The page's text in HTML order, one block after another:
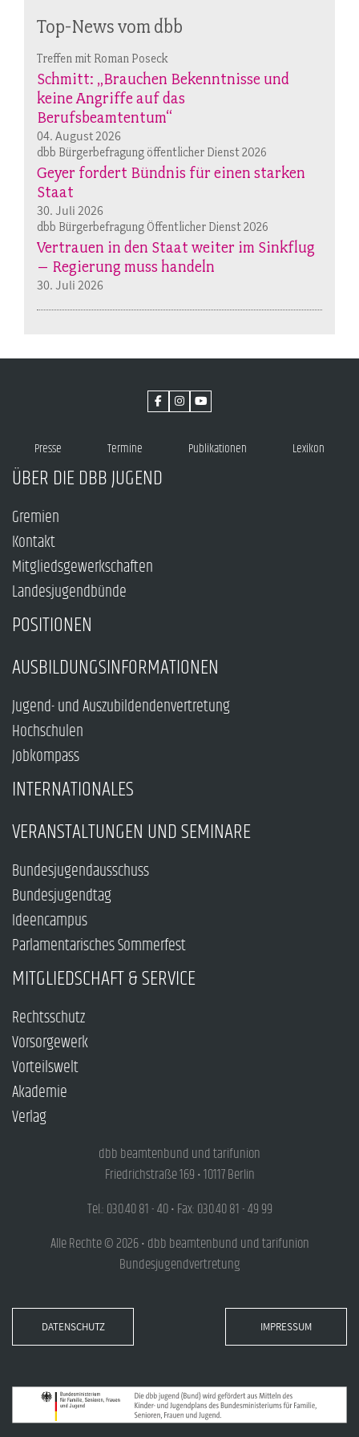
Top-News vom dbb
Treffen mit Roman Poseck
Schmitt: „Brauchen Bekenntnisse und
keine Angriffe auf das
Berufsbeamtentum“
04. August 2026
dbb Bürgerbefragung öffentlicher Dienst 2026
Geyer fordert Bündnis für einen starken
Staat
30. Juli 2026
dbb Bürgerbefragung Öffentlicher Dienst 2026
Vertrauen in den Staat weiter im Sinkflug
– Regierung muss handeln
30. Juli 2026
Presse Termine Publikationen Lexikon
ÜBER DIE DBB JUGEND
Gremien
Kontakt
Mitgliedsgewerkschaften
Landesjugendbünde
POSITIONEN
AUSBILDUNGSINFORMATIONEN
Jugend- und Auszubildendenvertretung
Hochschulen
Jobkompass
INTERNATIONALES
VERANSTALTUNGEN UND SEMINARE
Bundesjugendausschuss
Bundesjugendtag
Ideencampus
Parlamentarisches Sommerfest
MITGLIEDSCHAFT & SERVICE
Rechtsschutz
Vorsorgewerk
Vorteilswelt
Akademie
Verlag
dbb beamtenbund und tarifunion
Friedrichstraße 169 • 10117 Berlin
Tel.: 030.40 81 - 40 • Fax: 030.40 81 - 49 99
Alle Rechte © 2026 • dbb beamtenbund und tarifunion
Bundesjugendvertretung
DATENSCHUTZ IMPRESSUM